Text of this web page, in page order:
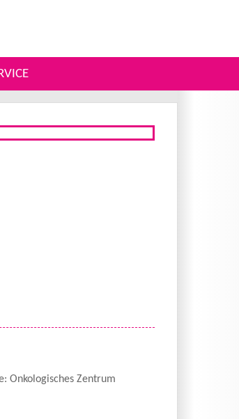
Onkologisches Zentrum